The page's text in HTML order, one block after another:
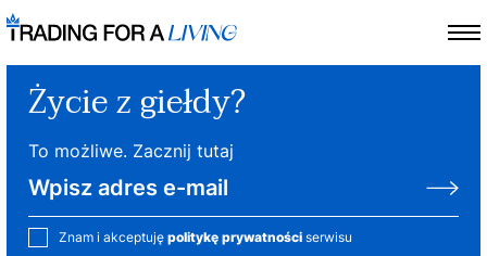
Życie z giełdy?
To możliwe. Zacznij tutaj
Znam i akceptuję politykę prywatności serwisu